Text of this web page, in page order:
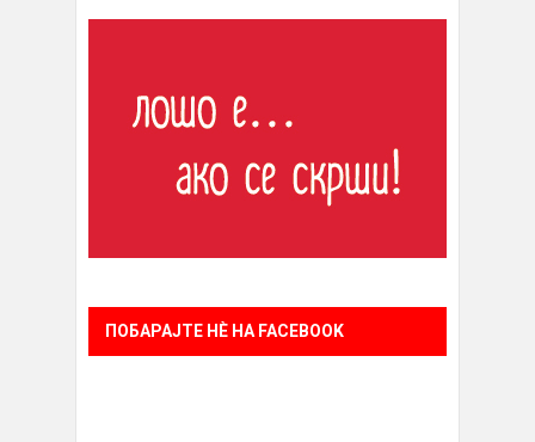
ПОБАРАЈТЕ НÈ НА FACEBOOK